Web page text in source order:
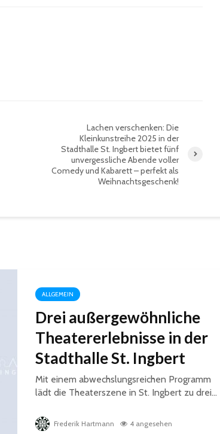
Lachen verschenken: Die
Kleinkunstreihe 2025 in der
Stadthalle St. Ingbert bietet fünf
unvergessliche Abende voller
Comedy und Kabarett – perfekt als
Weihnachtsgeschenk!
ALLGEMEIN
Drei außergewöhnliche
Theatererlebnisse in der
Stadthalle St. Ingbert
Mit einem abwechslungsreichen Programm
lädt die Theaterszene in St. Ingbert zu drei...
Frederik Hartmann 4 angesehen